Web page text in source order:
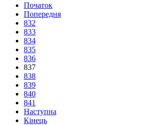
Початок
Попередня
832
833
834
835
836
837
838
839
840
841
Наступна
Кінець